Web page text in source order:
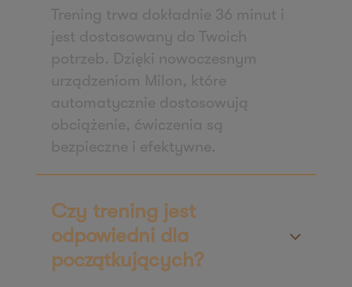
Zapisz mnie
36 MINUT Włoszakowice
ul. Powstańców Wielkopolskich 1A
64-140 Włoszakowice
Zapisz mnie
36 MINUT Września
ul. Daszyńskiego 2b/49
62-300 Września
36 MINUT Wyżyny
ul. Magnuszewska 3 lok. 5
85-861 Bydgoszcz
Trening trwa dokładnie 36 minut i
jest dostosowany do Twoich
potrzeb. Dzięki nowoczesnym
urządzeniom Milon, które
automatycznie dostosowują
obciążenie, ćwiczenia są
bezpieczne i efektywne.
Czy trening jest
odpowiedni dla
początkujących?